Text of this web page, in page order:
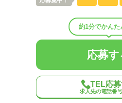
流通・小売関連
事業内容
IT通信＜お仕事説明会開催
どんなお仕事か気になる方は、まずは
参加後に応募するか決めてOK！
従業員数
約1分でかんた
応募す
TEL応募
求人先の電話番